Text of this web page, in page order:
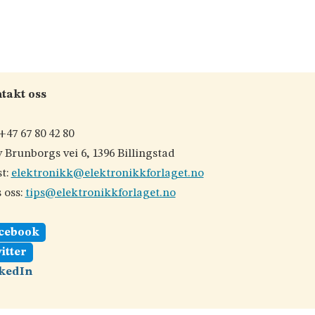
oss
67 80 42 80
Brunborgs vei 6, 1396 Billingstad
elektronikk@elektronikkforlaget.no
oss: tips@elektronikkforlaget.no